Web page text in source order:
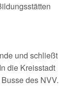
und schließt
die Kreisstadt
des NVV.